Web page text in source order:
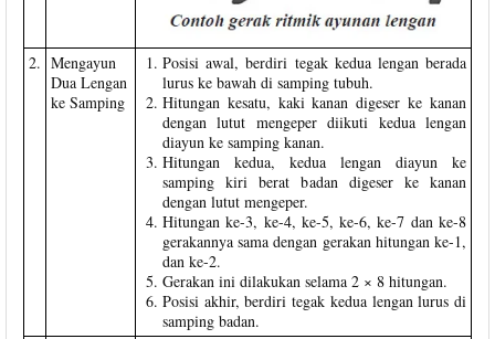
2. Mengayun
Dua Lengan
ke Samping
Posisi awal, berdiri tegak kedua lengan berada
lurus ke bawah di samping tubuh.
Hitungan kesatu, kaki kanan digeser ke kanan
dengan lutut mengeper diikuti kedua lengan
diayun ke samping kanan.
Hitungan kedua, kedua lengan diayun ke
samping kiri berat badan digeser ke kanan
dengan lutut mengeper.
Hitungan ke-3, ke-4, ke-5, ke-6, ke-7 dan ke-8
gerakannya sama dengan gerakan hitungan ke-1,
dan ke-2.
Gerakan ini dilakukan selama 2 × 8 hitungan.
Posisi akhir, berdiri tegak kedua lengan lurus di
samping badan.